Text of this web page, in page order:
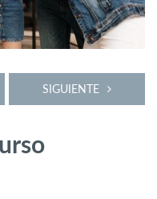
SIGUIENTE